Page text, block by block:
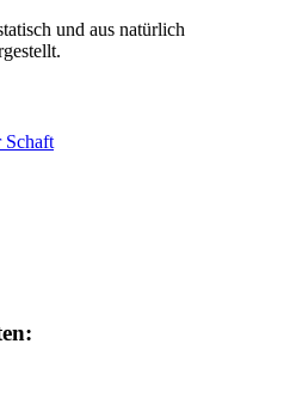
und aus natürlich